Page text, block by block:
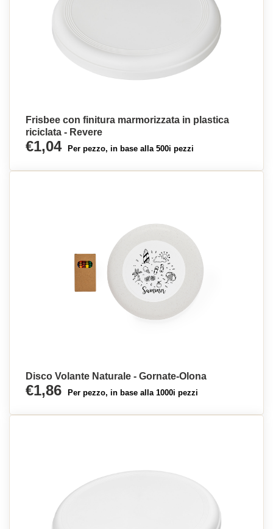
Frisbee con finitura marmorizzata in plastica
riciclata - Revere
€1,04 Per pezzo, in base alla 500i pezzi
Disco Volante Naturale - Gornate-Olona
€1,86 Per pezzo, in base alla 1000i pezzi